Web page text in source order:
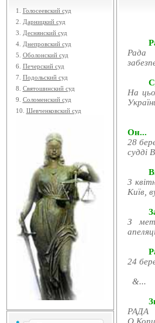
1. Голосеевский суд
2.
Дарницкий суд
3.
Деснянский суд
4. Днепровский суд
5. Оболонский суд
6. Печерский суд
7. Подольский суд
8. Святошинский суд
9. Соломенский суд
10. Шевченковский суд
Рада
На
Он...
28
судді
3
Київ,
З
24
&...
РАДА